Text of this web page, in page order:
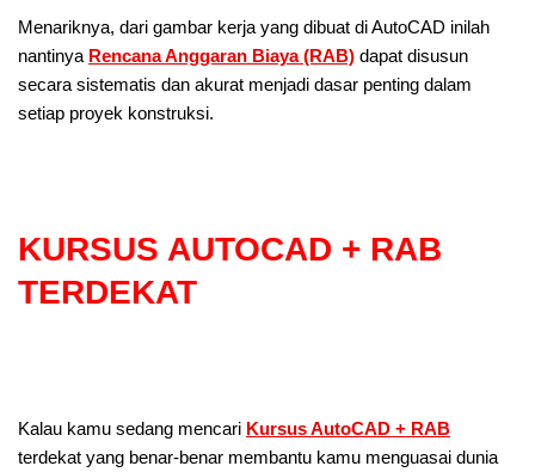
Menariknya, dari gambar kerja yang dibuat di AutoCAD inilah
nantinya Rencana Anggaran Biaya (RAB) dapat disusun
secara sistematis dan akurat menjadi dasar penting dalam
setiap proyek konstruksi.
KURSUS AUTOCAD + RAB
TERDEKAT
Kalau kamu sedang mencari Kursus AutoCAD + RAB
terdekat yang benar-benar membantu kamu menguasai dunia